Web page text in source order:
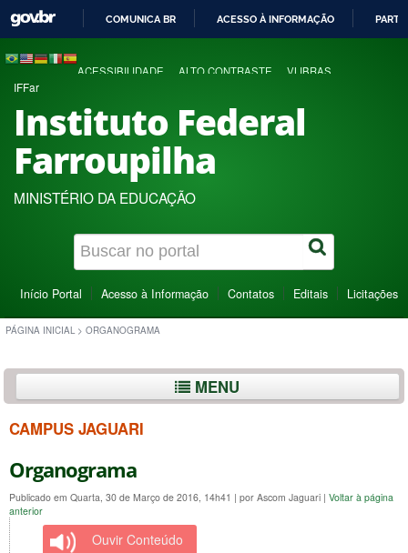
COMUNICA BR ACESSO À INFORMAÇÃO
ACESSIBILIDADE ALTO CONTRASTE VLIBRAS
IFFar
Instituto Federal
Farroupilha
MINISTÉRIO DA EDUCAÇÃO
Início Portal Acesso à Informação Contatos Editais Licitações
PÁGINA INICIAL > ORGANOGRAMA
MENU
CAMPUS JAGUARI
Organograma
Publicado em Quarta, 30 de Março de 2016, 14h41 | por Ascom Jaguari | Voltar à página
anterior
Ouvir Conteúdo